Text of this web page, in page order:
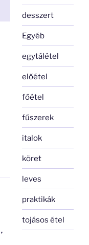
,
desszert
Egyéb
egytálétel
előétel
főétel
fűszerek
italok
köret
leves
praktikák
tojásos étel